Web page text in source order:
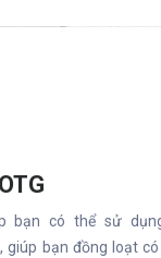
bạn có thể sử
giúp bạn đồng loạt